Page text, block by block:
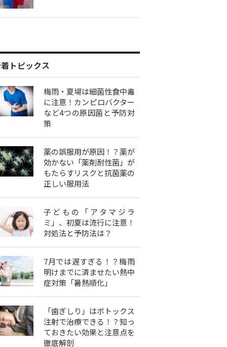
トピックス
梅雨・夏場は細菌性食中毒
に注意！カンピロバクター
など4つの原因菌と予防対
策
薬の誤服用が原因！？薬が
効かない「薬剤耐性菌」が
もたらすリスクと抗菌薬の
正しい服用法
子どもの「アタマジラ
ミ」、初夏は流行に注意！
対処法と予防法は？
7月では遅すぎる！？梅雨
明けまでに済ませたい熱中
症対策「暑熱順化」
「歯ぎしり」はボトックス
注射で治療できる！？知っ
ておきたい効果と注意点を
徹底解剖